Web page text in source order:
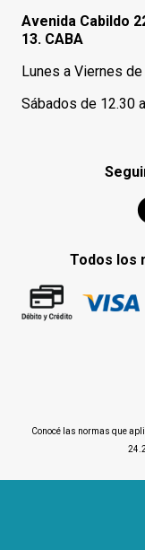
Avenida Cabildo
13. CABA
Lunes a Viernes
Sábados de 12.30
Todos los
Conocé las normas que